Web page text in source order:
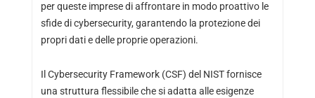
per queste imprese di affrontare in modo proattivo le
sfide di cybersecurity, garantendo la protezione dei
propri dati e delle proprie operazioni.
Il Cybersecurity Framework (CSF) del NIST fornisce
una struttura flessibile che si adatta alle esigenze